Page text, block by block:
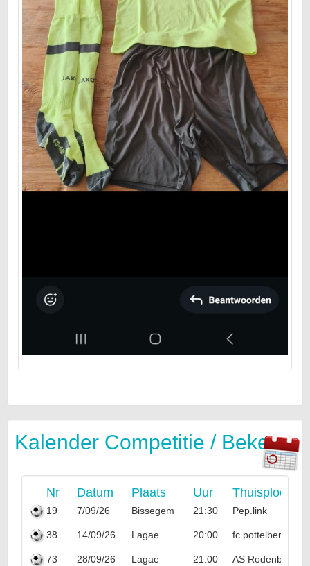
Kalender Competitie / Beker
Nr Datum Plaats Uur Thuisploeg
19 7/09/26 Bissegem 21:30 Pep.link
38 14/09/26 Lagae 20:00 fc pottelberg
73 28/09/26 Lagae 21:00 AS Rodenburg